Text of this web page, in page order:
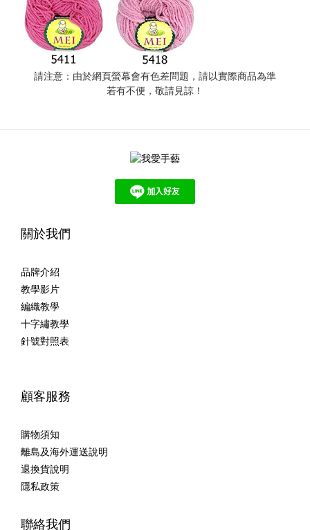
請注意：由於網頁螢幕會有色差問題，請以實際商品為準
若有不便，敬請見諒！
關於我們
品牌介紹
教學影片
編織教學
十字繡教學
針號對照表
顧客服務
購物須知
離島及海外運送說明
退換貨說明
隱私政策
聯絡我們